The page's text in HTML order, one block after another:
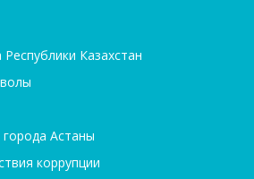
Казахстан
Астаны
коррупции